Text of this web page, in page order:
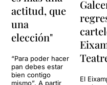
actitud, que
una
elección"
“Para poder hacer
pan debes estar
bien contigo
mismo”. A partir
El